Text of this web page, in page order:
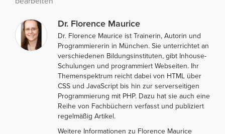
Dr. Florence Maurice
Dr. Florence Maurice ist Trainerin, Autorin und
Programmiererin in München. Sie unterrichtet an
verschiedenen Bildungsinstituten, gibt Inhouse-
Schulungen und programmiert Webseiten. Ihr
Themenspektrum reicht dabei von HTML über
CSS und JavaScript bis hin zur serverseitigen
Programmierung mit PHP. Dazu hat sie auch eine
Reihe von Fachbüchern verfasst und publiziert
regelmäßig Artikel.
Weitere Informationen zu Florence Maurice